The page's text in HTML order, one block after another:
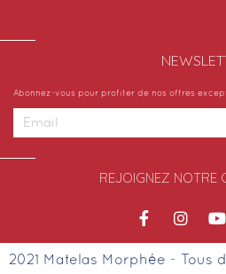
Abonnez-vous pour profiter de nos offres
REJOIGNEZ NOTRE
2021 Matelas Morphée - Tous